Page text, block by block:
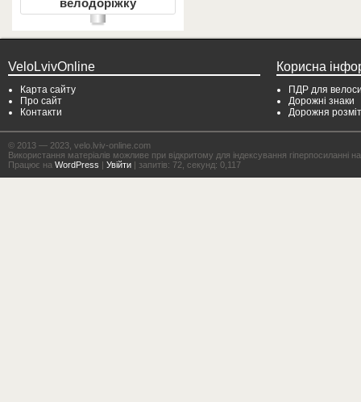
велодоріжку
VeloLvivOnline
Карта сайту
Про сайт
Контакти
Корисна
ПДР для
Дорожні знаки
Дорожня
© 2013 — 2023, velo.lviv-online.com
Використання матеріалів можливе при відкритому для індексування гіперпосиланні
Працює на WordPress | Увійти | запитів: 72, секунд: 0,117